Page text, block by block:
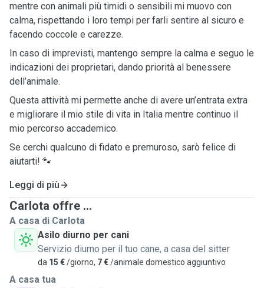
mentre con animali più timidi o sensibili mi muovo con
calma, rispettando i loro tempi per farli sentire al sicuro e
facendo coccole e carezze.
In caso di imprevisti, mantengo sempre la calma e seguo le
indicazioni dei proprietari, dando priorità al benessere
dell’animale.
Questa attività mi permette anche di avere un’entrata extra
e migliorare il mio stile di vita in Italia mentre continuo il
mio percorso accademico.
Se cerchi qualcuno di fidato e premuroso, sarò felice di
aiutarti! 🐾
Leggi di più
Carlota offre ...
A casa di Carlota
Asilo diurno per cani
Servizio diurno per il tuo cane, a casa del sitter
da 15 €/giorno, 7 €/animale domestico aggiuntivo
A casa tua